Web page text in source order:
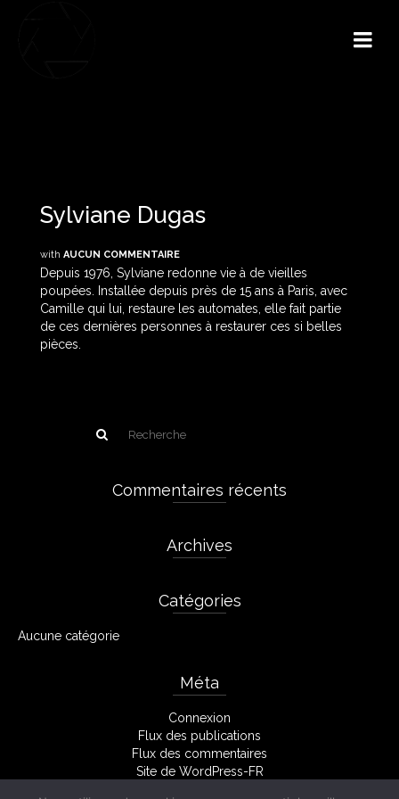
Sylviane Dugas
with AUCUN COMMENTAIRE
Depuis 1976, Sylviane redonne vie à de vieilles
poupées. Installée depuis près de 15 ans à Paris, avec
Camille qui lui, restaure les automates, elle fait partie
de ces dernières personnes à restaurer ces si belles
pièces.
Commentaires récents
Archives
Catégories
Aucune catégorie
Méta
Connexion
Flux des publications
Flux des commentaires
Site de WordPress-FR